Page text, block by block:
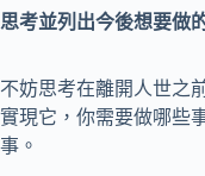
思考並列出今後想要做
不妨思考在離開人世之
實現它，你需要做哪些
事。